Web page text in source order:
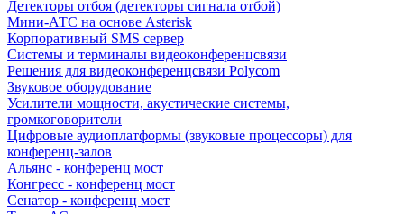
Детекторы отбоя (детекторы сигнала отбой)
Мини-АТС на основе Asterisk
Корпоративный SMS сервер
Системы и терминалы видеоконференцсвязи
Решения для видеоконференцсвязи Polycom
Звуковое оборудование
Усилители мощности, акустические системы,
громкоговорители
Цифровые аудиоплатформы (звуковые процессоры) для
конференц-залов
Альянс - конференц мост
Конгресс - конференц мост
Сенатор - конференц мост